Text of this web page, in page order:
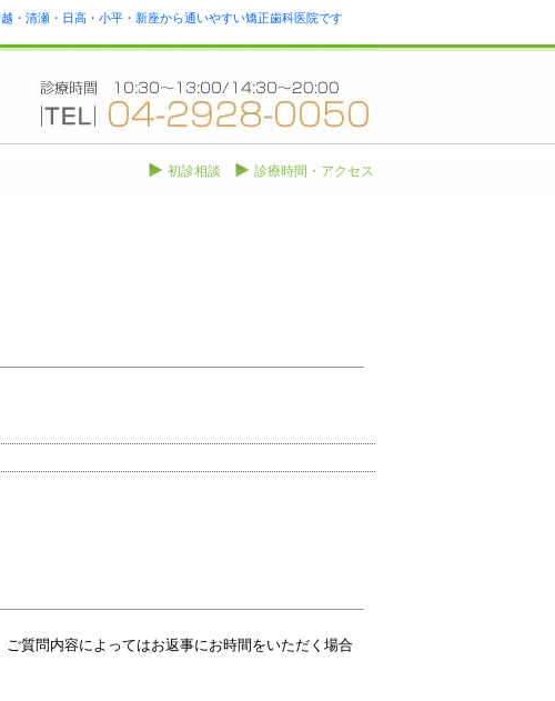
・清瀬・日高・小平・新座から通いやすい矯正歯科医院です
診療時間・アクセス
初診相談
質問内容によってはお返事にお時間をいただく場合